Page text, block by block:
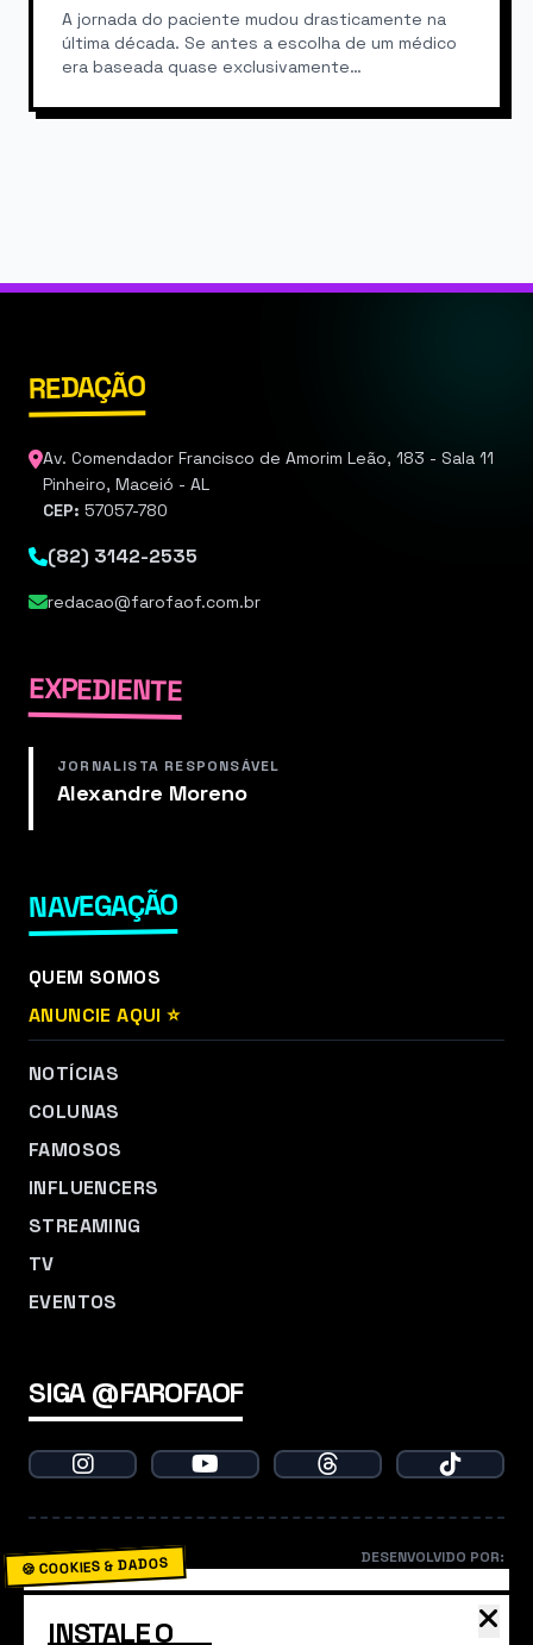
INSTALE O
A jornada do paciente mudou drasticamente na
última década. Se antes a escolha de um médico
era baseada quase exclusivamente…
REDAÇÃO
Av. Comendador Francisco de Amorim Leão, 183 - Sala 11
Pinheiro, Maceió - AL
CEP: 57057-780
(82) 3142-2535
redacao@farofaof.com.br
EXPEDIENTE
JORNALISTA RESPONSÁVEL
Alexandre Moreno
NAVEGAÇÃO
QUEM SOMOS
ANUNCIE AQUI ⭐
NOTÍCIAS
COLUNAS
FAMOSOS
INFLUENCERS
STREAMING
TV
EVENTOS
SIGA @FAROFAOF
DESENVOLVIDO POR:
🍪 COOKIES & DADOS
perca nenhum babado. Ao continuar navegando,